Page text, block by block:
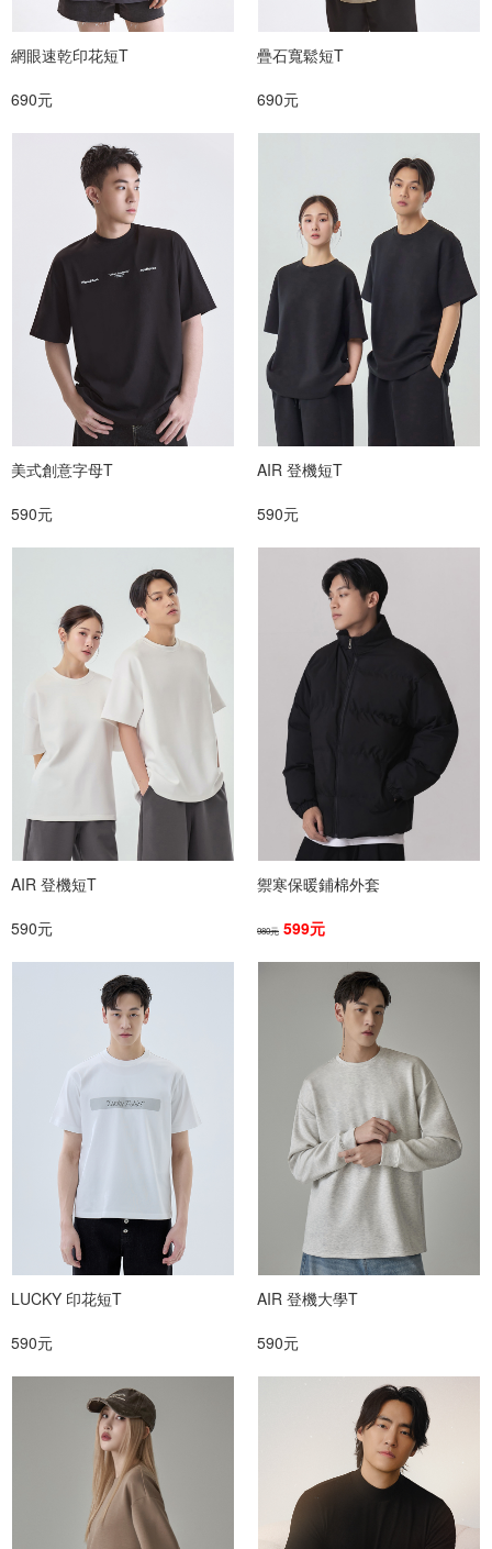
網眼速乾印花短T
690元
疊石寬鬆短T
690元
美式創意字母T
590元
AIR 登機短T
590元
AIR 登機短T
590元
禦寒保暖鋪棉外套
980元 599元
LUCKY 印花短T
590元
AIR 登機大學T
590元